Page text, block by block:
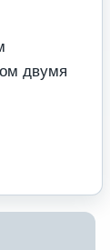
двумя